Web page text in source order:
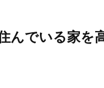
んでいる家を